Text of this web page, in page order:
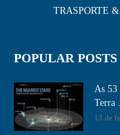
TRASPORTE
POPULAR POSTS
As 53
Terra
13 de